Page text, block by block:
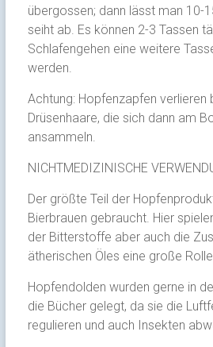
übergossen; dann lässt man 10-
seiht ab. Es können 2-3 Tassen
Schlafengehen eine weitere
werden.
Achtung: Hopfenzapfen verlieren
Drüsenhaare, die sich dann am
ansammeln.
NICHTMEDIZINISCHE
Der größte Teil der
Bierbrauen gebraucht. Hier
der Bitterstoffe aber auch die
ätherischen Öles eine große Rolle.
Hopfendolden wurden gerne in
die Bücher gelegt, da sie die
regulieren und auch Insekten